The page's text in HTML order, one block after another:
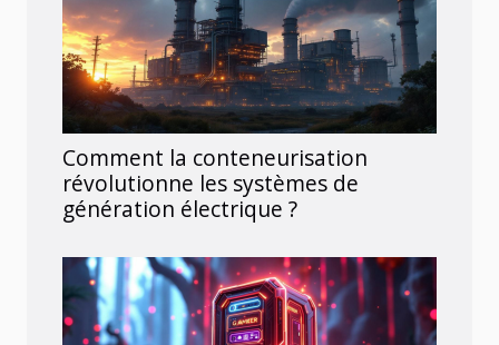
Comment la conteneurisation
révolutionne les systèmes de
génération électrique ?